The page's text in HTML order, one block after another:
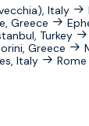
Italy
Greece
Turkey
Greece
Italy